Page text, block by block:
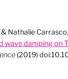
Nathalie Carrasco,
wave damping on
(2019)